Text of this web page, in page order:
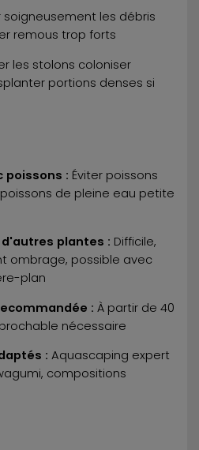
soigneusement les débris
remous trop forts
les stolons coloniser
portions denses si
poissons : Éviter poissons
de pleine eau petite
plantes : Difficile,
ombrage, possible avec
plan
: À partir de 40
nécessaire
: Aquascaping expert
compositions